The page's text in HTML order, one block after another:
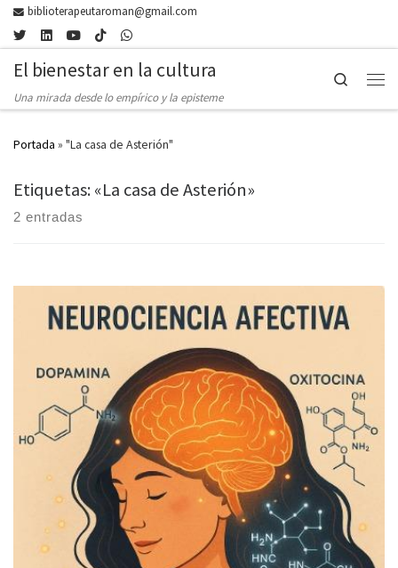
Skip to content
biblioterapeutaroman@gmail.com
El bienestar en la cultura
Una mirada desde lo empírico y la episteme
Search
Portada » "La casa de Asterión"
Etiquetas: «La casa de Asterión»
2 entradas